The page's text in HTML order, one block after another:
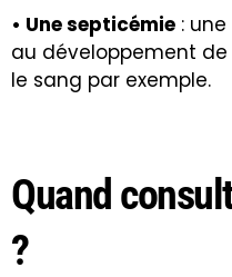
• Une septicémie :
au développement
le sang par exemple.
Quand
?